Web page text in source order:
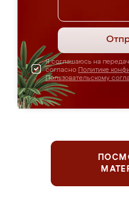
Я соглашаюсь на
согласно Политике
Пользовательскому